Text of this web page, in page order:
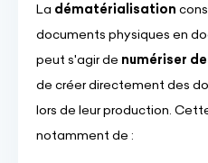
La dématérialisation
documents physiques en
peut s'agir de numériser
de créer directement des
lors de leur production.
notamment de :